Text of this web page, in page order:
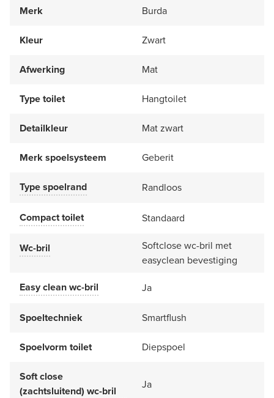
Merk Burda
Kleur Zwart
Afwerking Mat
Type toilet Hangtoilet
Detailkleur Mat zwart
Merk spoelsysteem Geberit
Type spoelrand Randloos
Compact toilet Standaard
Wc-bril
Softclose wc-bril met
easyclean bevestiging
Easy clean wc-bril
Ja
Spoeltechniek Smartflush
Spoelvorm toilet Diepspoel
Soft close
(zachtsluitend) wc-bril
Ja